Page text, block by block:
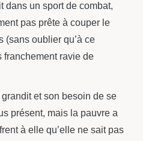
dans un sport de combat,
pas prête à couper le
(sans oublier qu’à ce
franchement ravie de
et son besoin de se
présent, mais la pauvre a
à elle qu’elle ne sait pas